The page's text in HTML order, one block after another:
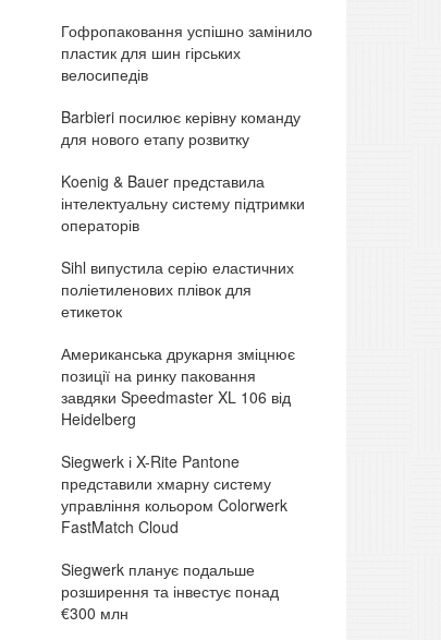
Гофропаковання успішно замінило
пластик для шин гірських
велосипедів
Barbieri посилює керівну команду
для нового етапу розвитку
Koenig & Bauer представила
інтелектуальну систему підтримки
операторів
Sihl випустила серію еластичних
поліетиленових плівок для
етикеток
Американська друкарня зміцнює
позиції на ринку паковання
завдяки Speedmaster XL 106 від
Heidelberg
Siegwerk і X-Rite Pantone
представили хмарну систему
управління кольором Colorwerk
FastMatch Cloud
Siegwerk планує подальше
розширення та інвестує понад
€300 млн